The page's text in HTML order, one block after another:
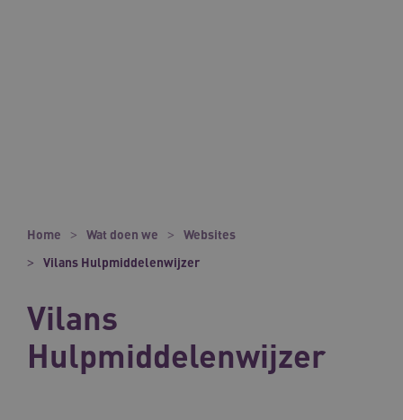
Home Wat doen we
Websites
Vilans Hulpmiddelenwijzer
Vilans
Hulpmiddelenwijzer